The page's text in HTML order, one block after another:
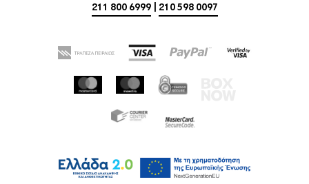
211 800 6999
210 598 0097